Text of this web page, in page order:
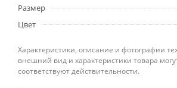
Размер
Цвет
Характеристики, описание и фотографии
внешний вид и характеристики товара
соответствуют действительности.